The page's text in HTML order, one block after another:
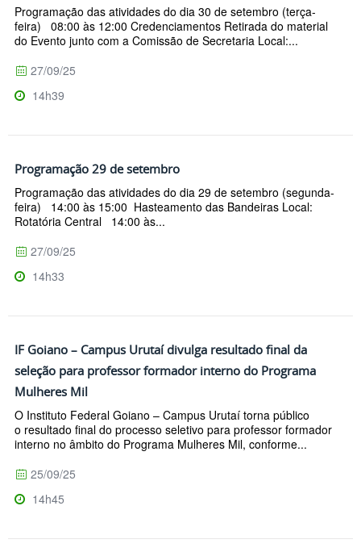
Programação das atividades do dia 30 de setembro (terça-
feira) 08:00 às 12:00 Credenciamentos Retirada do material
do Evento junto com a Comissão de Secretaria Local:...
27/09/25
14h39
Programação 29 de setembro
Programação das atividades do dia 29 de setembro (segunda-
feira) 14:00 às 15:00 Hasteamento das Bandeiras Local:
Rotatória Central 14:00 às...
27/09/25
14h33
IF Goiano – Campus Urutaí divulga resultado final da
seleção para professor formador interno do Programa
Mulheres Mil
O Instituto Federal Goiano – Campus Urutaí torna público
o resultado final do processo seletivo para professor formador
interno no âmbito do Programa Mulheres Mil, conforme...
25/09/25
14h45